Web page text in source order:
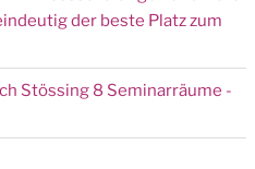
der beste Platz zum
Stössing 8 Seminarräume -